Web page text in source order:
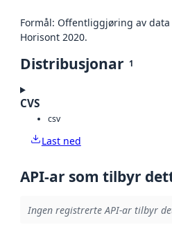
Formål: Offentliggjøring av
Horisont 2020.
Distribusjonar 1
CVS
csv
Last ned
API-ar som tilbyr
Ingen registrerte API-ar tilbyr